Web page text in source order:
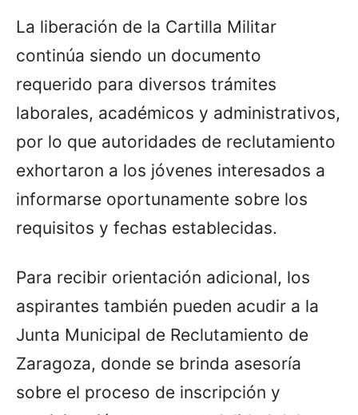
La liberación de la Cartilla Militar
continúa siendo un documento
requerido para diversos trámites
laborales, académicos y administrativos,
por lo que autoridades de reclutamiento
exhortaron a los jóvenes interesados a
informarse oportunamente sobre los
requisitos y fechas establecidas.
Para recibir orientación adicional, los
aspirantes también pueden acudir a la
Junta Municipal de Reclutamiento de
Zaragoza, donde se brinda asesoría
sobre el proceso de inscripción y